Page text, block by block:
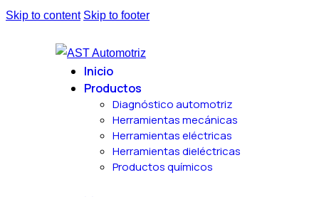
Skip to content Skip to footer
Inicio
Productos
Diagnóstico automotriz
Herramientas mecánicas
Herramientas eléctricas
Herramientas dieléctricas
Productos químicos